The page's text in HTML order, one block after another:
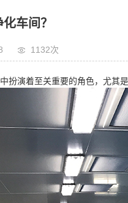
车间？
1132次
扮演着至关重要的角色，尤其